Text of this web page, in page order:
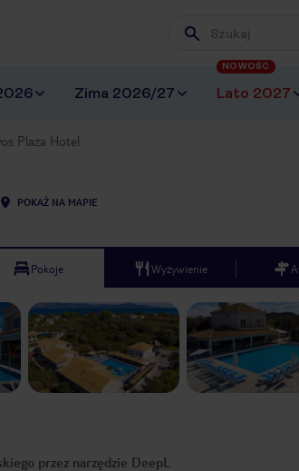
Wpisz frazę,
Zima 2026/27 Lato 2027
NOWOŚĆ
Plaza Hotel
POKAŻ NA MAPIE
Pokoje Wyżywienie
przez narzędzie DeepL